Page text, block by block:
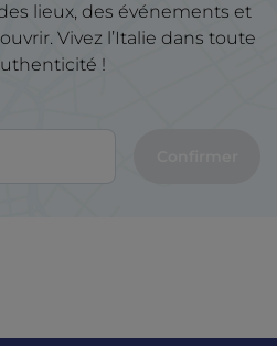
lieux, des événements et
Vivez l’Italie dans toute
!